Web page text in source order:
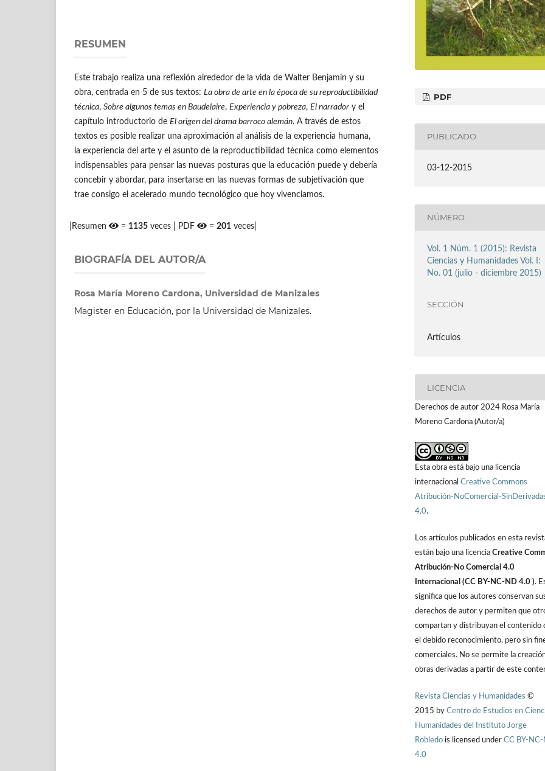
RESUMEN
Este trabajo realiza una reflexión alrededor de la vida de Walter Benjamin y su
obra, centrada en 5 de sus textos: La obra de arte en la época de su reproductibilidad
técnica, Sobre algunos temas en Baudelaire, Experiencia y pobreza, El narrador y el
capítulo introductorio de El origen del drama barroco alemán. A través de estos
textos es posible realizar una aproximación al análisis de la experiencia humana,
la experiencia del arte y el asunto de la reproductibilidad técnica como elementos
indispensables para pensar las nuevas posturas que la educación puede y debería
concebir y abordar, para insertarse en las nuevas formas de subjetivación que
trae consigo el acelerado mundo tecnológico que hoy vivenciamos.
|Resumen = 1135 veces | PDF =201 veces|
BIOGRAFÍA DEL AUTOR/A
Rosa María Moreno Cardona, Universidad de Manizales
Magister en Educación, por la Universidad de Manizales.
PDF
PUBLICADO
03-12-2015
NÚMERO
Vol. 1 Núm. 1 (2015): Revista
Ciencias y Humanidades Vol. I:
No. 01 (julio - diciembre 2015)
SECCIÓN
Artículos
LICENCIA
Derechos de autor 2024 Rosa María
Moreno Cardona (Autor/a)
Esta obra está bajo una licencia
internacional Creative Commons
Atribución-NoComercial-
4.0.
Los artículos publicados en esta
están bajo una licencia Creative
Atribución-No Comercial 4.0
Internacional (CC BY-NC-ND 4.0 ).
significa que los autores conservan
derechos de autor y permiten que
compartan y distribuyan el contenido
el debido reconocimiento, pero sin
comerciales. No se permite la
obras derivadas a partir de este
Revista Ciencias y Humanidades ©
2015 by Centro de Estudios en
Humanidades del Instituto Jorge
Robledo is licensed under CC BY-
4.0